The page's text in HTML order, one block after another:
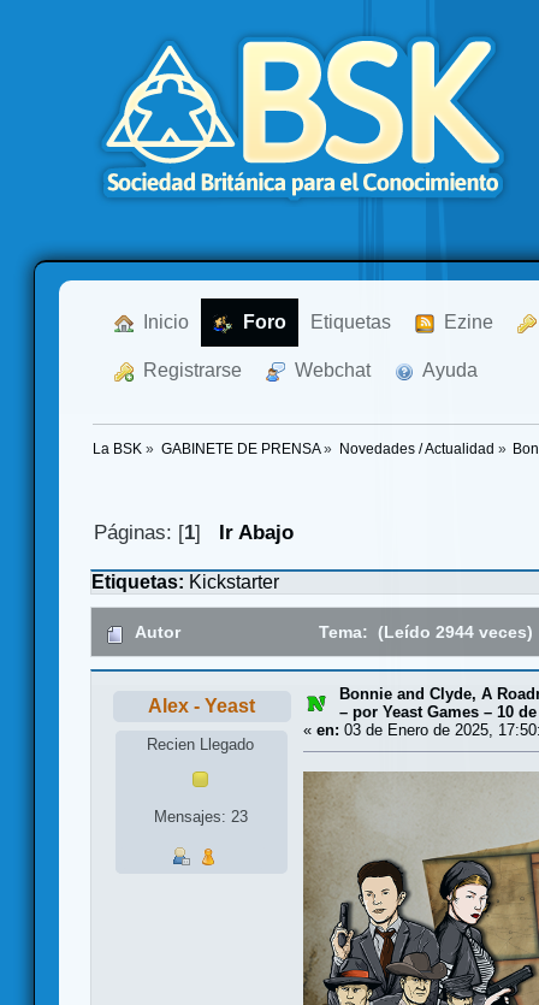
Inicio Foro Etiquetas Ezine
Registrarse Webchat Ayuda
La BSK » GABINETE DE PRENSA» Novedades / Actualidad »
Páginas: [1] Ir Abajo
Etiquetas: Kickstarter
Autor Tema: (Leído 2944 veces)
Alex - Yeast
Recien Llegado
Mensajes: 23
Bonnie and Clyde, A
– por Yeast Games – 10
« en: 03 de Enero de 2025,